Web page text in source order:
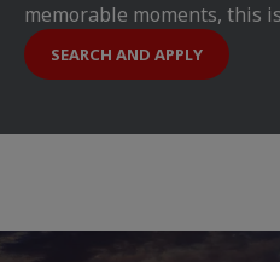
memorable moments, this
SEARCH AND APPLY